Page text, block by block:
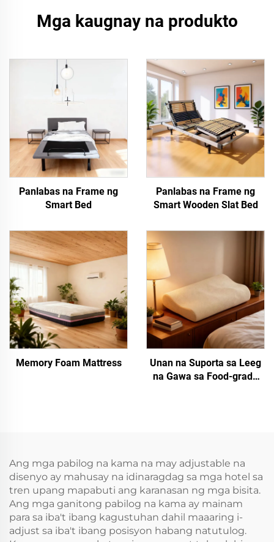
Mga kaugnay na produkto
Panlabas na Frame ng
Smart Bed
Panlabas na Frame ng
Smart Wooden Slat Bed
Memory Foam Mattress
Unan na Suporta sa Leeg
na Gawa sa Food-grade
Ang mga pabilog na kama na may adjustable na
disenyo ay mahusay na idinaragdag sa mga hotel sa
tren upang mapabuti ang karanasan ng mga bisita.
Ang mga ganitong pabilog na kama ay mainam
para sa iba't ibang kagustuhan dahil maaaring i-
adjust sa iba't ibang posisyon habang natutulog.